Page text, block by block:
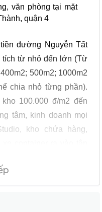
văn phòng tại mặt
quận 4
đường Nguyễn Tất
tích từ nhỏ đến lớn (Từ
500m2; 1000m2
chia nhỏ từng phần).
100.000 đ/m2 đến
tâm, kinh doanh mọi
kho chứa hàng,
cửa kho riêng biệt, có